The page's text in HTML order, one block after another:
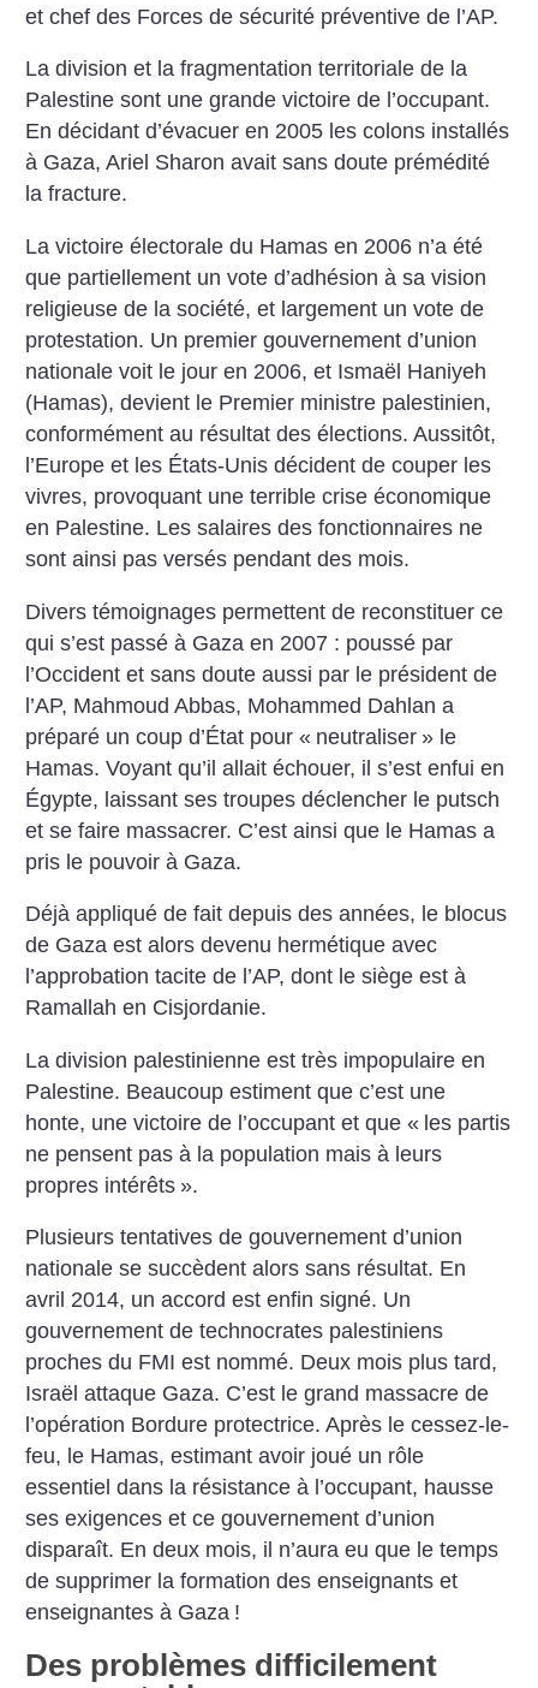
et chef des Forces de sécurité préventive de l’AP.
La division et la fragmentation territoriale de la
Palestine sont une grande victoire de l’occupant.
En décidant d’évacuer en 2005 les colons installés
à Gaza, Ariel Sharon avait sans doute prémédité
la fracture.
La victoire électorale du Hamas en 2006 n’a été
que partiellement un vote d’adhésion à sa vision
religieuse de la société, et largement un vote de
protestation. Un premier gouvernement d’union
nationale voit le jour en 2006, et Ismaël Haniyeh
(Hamas), devient le Premier ministre palestinien,
conformément au résultat des élections. Aussitôt,
l’Europe et les États-Unis décident de couper les
vivres, provoquant une terrible crise économique
en Palestine. Les salaires des fonctionnaires ne
sont ainsi pas versés pendant des mois.
Divers témoignages permettent de reconstituer ce
qui s’est passé à Gaza en 2007 : poussé par
l’Occident et sans doute aussi par le président de
l’AP, Mahmoud Abbas, Mohammed Dahlan a
préparé un coup d’État pour « neutraliser » le
Hamas. Voyant qu’il allait échouer, il s’est enfui en
Égypte, laissant ses troupes déclencher le putsch
et se faire massacrer. C’est ainsi que le Hamas a
pris le pouvoir à Gaza.
Déjà appliqué de fait depuis des années, le blocus
de Gaza est alors devenu hermétique avec
l’approbation tacite de l’AP, dont le siège est à
Ramallah en Cisjordanie.
La division palestinienne est très impopulaire en
Palestine. Beaucoup estiment que c’est une
honte, une victoire de l’occupant et que « les partis
ne pensent pas à la population mais à leurs
propres intérêts ».
Plusieurs tentatives de gouvernement d’union
nationale se succèdent alors sans résultat. En
avril 2014, un accord est enfin signé. Un
gouvernement de technocrates palestiniens
proches du FMI est nommé. Deux mois plus tard,
Israël attaque Gaza. C’est le grand massacre de
l’opération Bordure protectrice. Après le cessez-le-
feu, le Hamas, estimant avoir joué un rôle
essentiel dans la résistance à l’occupant, hausse
ses exigences et ce gouvernement d’union
disparaît. En deux mois, il n’aura eu que le temps
de supprimer la formation des enseignants et
enseignantes à Gaza !
Des problèmes difficilement